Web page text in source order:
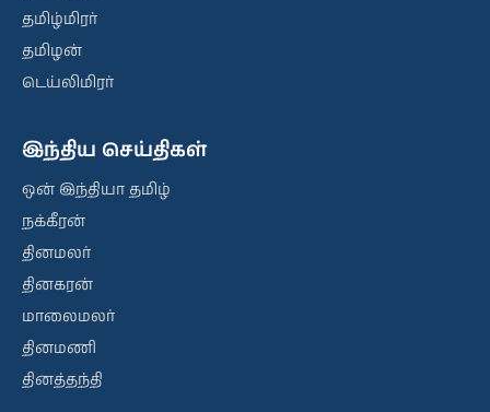
தமிழ்மிரர்
தமிழன்
டெய்லிமிரர்
இந்திய செய்திகள்
ஒன் இந்தியா தமிழ்
நக்கீரன்
தினமலர்
தினகரன்
மாலைமலர்
தினமணி
தினத்தந்தி